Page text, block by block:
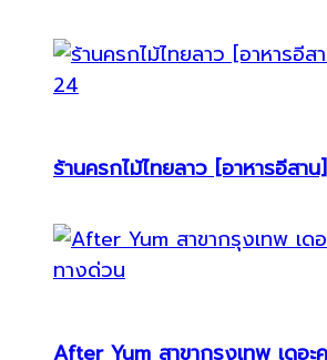
ร้านครกไม้ไทยลาว [อาหารอีสา
After Yum สาขากรุงเทพ เดอะ